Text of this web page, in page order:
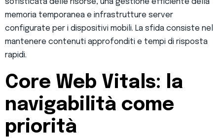
sofisticata delle risorse, una gestione efficiente della
memoria temporanea e infrastrutture server
configurate per i dispositivi mobili. La sfida consiste nel
mantenere contenuti approfonditi e tempi di risposta
rapidi.
Core Web Vitals: la
navigabilità come
priorità